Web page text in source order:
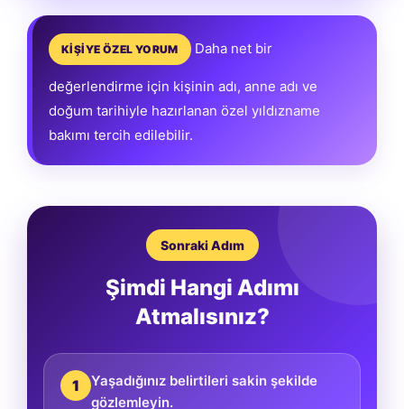
KİŞİYE ÖZEL YORUM Daha net bir
değerlendirme için kişinin adı, anne adı ve
doğum tarihiyle hazırlanan özel yıldızname
bakımı tercih edilebilir.
Sonraki Adım
Şimdi Hangi Adımı
Atmalısınız?
1
Yaşadığınız belirtileri sakin şekilde
gözlemleyin.